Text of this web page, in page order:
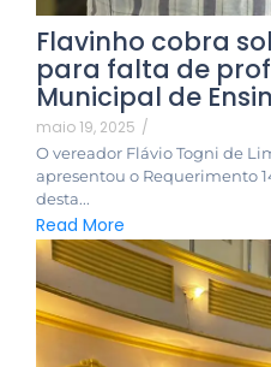
Flavinho cobra
para falta de
Municipal de
maio 19, 2025 /
O vereador Flávio Togni de
apresentou o Requerimento
desta...
Read More